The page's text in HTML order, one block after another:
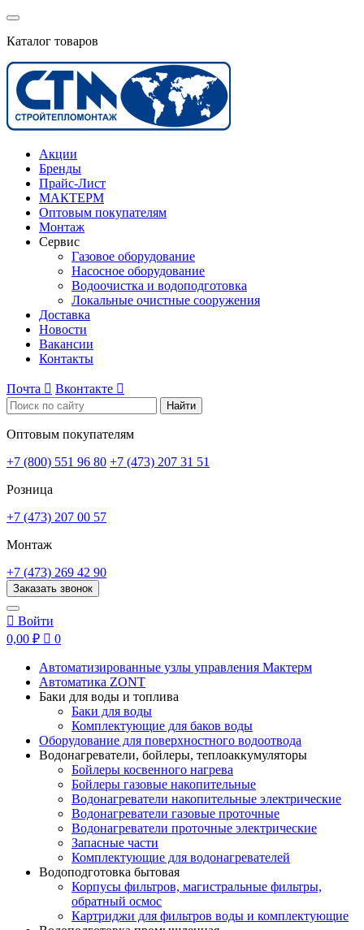
Каталог товаров
Акции
Бренды
Прайс-Лист
МАКТЕРМ
Оптовым покупателям
Монтаж
Сервис
Газовое оборудование
Насосное оборудование
Водоочистка и водоподготовка
Локальные очистные сооружения
Доставка
Новости
Вакансии
Контакты
Почта  Вконтакте 
Найти
Оптовым покупателям
+7 (800) 551 96 80 +7 (473) 207 31 51
Розница
+7 (473) 207 00 57
Монтаж
+7 (473) 269 42 90
Заказать звонок
 Войти
0,00 ₽  0
Автоматизированные узлы управления Мактерм
Автоматика ZONT
Баки для воды и топлива
Баки для воды
Комплектующие для баков воды
Оборудование для поверхностного водоотвода
Водонагреватели, бойлеры, теплоаккумуляторы
Бойлеры косвенного нагрева
Бойлеры газовые накопительные
Водонагреватели накопительные электрические
Водонагреватели газовые проточные
Водонагреватели проточные электрические
Запасные части
Комплектующие для водонагревателей
Водоподготовка бытовая
Корпусы фильтров, магистральные фильтры,
обратный осмос
Картриджи для фильтров воды и комплектующие